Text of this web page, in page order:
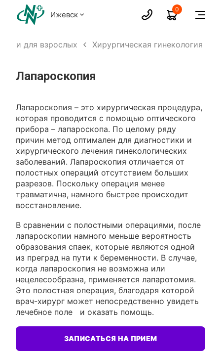
Ижевск
0
для взрослых Хирургическая гинекология
Лапароскопия
Лапароскопия – это хирургическая процедура,
которая проводится с помощью оптического
прибора – лапароскопа. По целому ряду
причин метод оптимален для диагностики и
хирургического лечения гинекологических
заболеваний. Лапароскопия отличается от
полостных операций отсутствием больших
разрезов. Поскольку операция менее
травматична, намного быстрее происходит
восстановление.
В сравнении с полостными операциями, после
лапароскопии намного меньше вероятность
образования спаек, которые являются одной
из преград на пути к беременности. В случае,
когда лапароскопия не возможна или
нецелесообразна, применяется лапаротомия.
Это полостная операция, благодаря которой
врач-хирург может непосредственно увидеть
лечебное поле и оказать помощь.
ЗАПИСАТЬСЯ НА ПРИЕМ